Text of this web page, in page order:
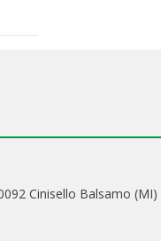
Cinisello Balsamo